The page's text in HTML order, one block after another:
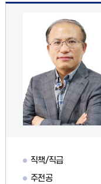
직책/직급
주전공